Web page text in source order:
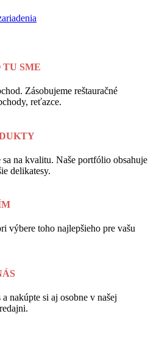
TU SME
Zásobujeme reštauračné
reťazce.
sa na kvalitu. Naše portfólio obsahuje
delikatesy.
výbere toho najlepšieho pre vašu
nakúpte si aj osobne v našej